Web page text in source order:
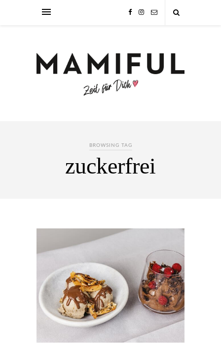
BROWSING TAG
zuckerfrei